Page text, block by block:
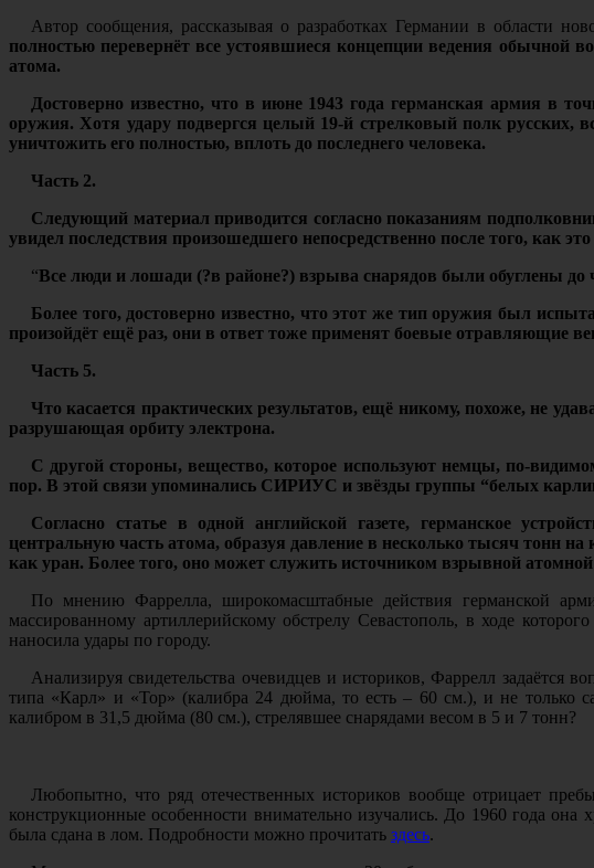
Автор сообщения, рассказывая о разработках Германии в области
полностью перевернёт все устоявшиеся концепции ведения
атома.
Достоверно известно, что в июне 1943 года германская армия в
оружия. Хотя удару подвергся целый 19-й стрелковый полк русских,
уничтожить его полностью, вплоть до последнего человека.
Часть 2.
Следующий материал приводится согласно показаниям
увидел последствия произошедшего непосредственно после того, как
“Все люди и лошади (?в районе?) взрыва снарядов были обуглены до
Более того, достоверно известно, что этот же тип оружия был
произойдёт ещё раз, они в ответ тоже применят боевые отравляющие
Часть 5.
Что касается практических результатов, ещё никому, похоже, не
разрушающая орбиту электрона.
С другой стороны, вещество, которое используют немцы, по-
пор. В этой связи упоминались СИРИУС и звёзды группы “белых
Согласно статье в одной английской газете, германское
центральную часть атома, образуя давление в несколько тысяч тонн
как уран. Более того, оно может служить источником взрывной
По мнению Фаррелла, широкомасштабные действия германской
массированному артиллерийскому обстрелу Севастополь, в ходе
наносила удары по городу.
Анализируя свидетельства очевидцев и историков, Фаррелл задаётся
типа «Карл» и «Тор» (калибра 24 дюйма, то есть – 60 см.), и не только
калибром в 31,5 дюйма (80 см.), стрелявшее снарядами весом в 5 и 7 тонн?
Любопытно, что ряд отечественных историков вообще отрицает
конструкционные особенности внимательно изучались. До 1960 года она
была сдана в лом. Подробности можно прочитать здесь.